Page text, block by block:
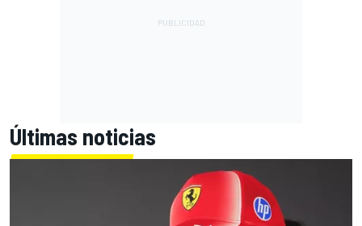
Últimas noticias